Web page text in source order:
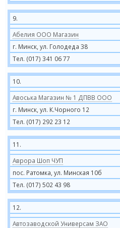
9.
Абелия ООО Магазин
г. Минск, ул. Голодеда 38
Тел. (017) 341 06 77
10.
Авоська Магазин № 1 ДПВВ ООО
г. Минск, ул. К.Чорного 12
Тел. (017) 292 23 12
11.
Аврора Шоп ЧУП
пос. Ратомка, ул. Минская 10б
Тел. (017) 502 43 98
12.
Автозаводской Универсам ЗАО